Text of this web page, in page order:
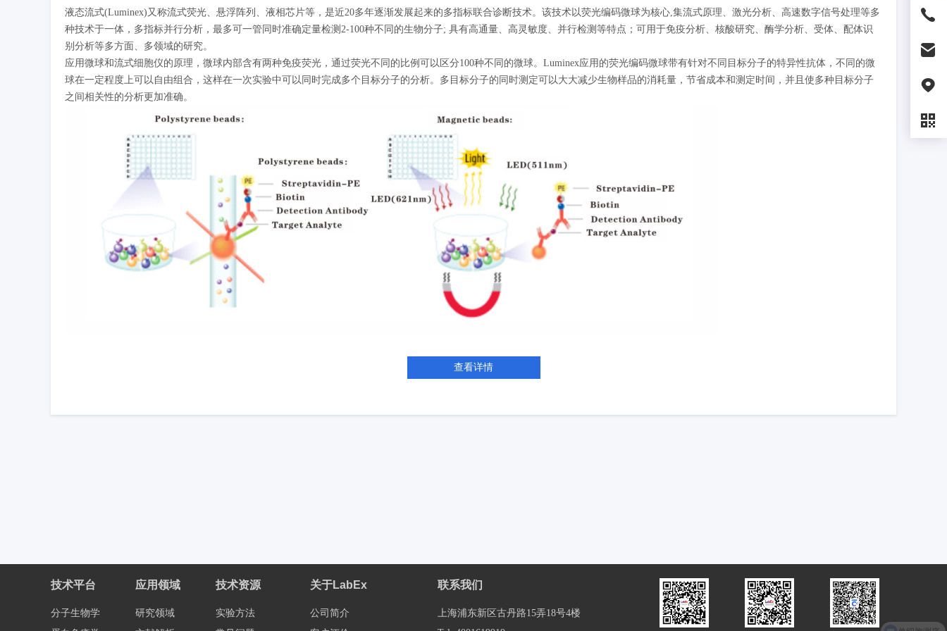
液态流式(Luminex)又称流式荧光、悬浮阵列、液相芯片等，是近20多年逐渐发展起来的多指标联合诊断技术。该技术以荧光编码微球为核心,集流式原理、激光分析、高速数字信号处理等多
种技术于一体，多指标并行分析，最多可一管同时准确定量检测2-100种不同的生物分子; 具有高通量、高灵敏度、并行检测等特点；可用于免疫分析、核酸研究、酶学分析、受体、配体识
别分析等多方面、多领域的研究。
应用微球和流式细胞仪的原理，微球内部含有两种免疫荧光，通过荧光不同的比例可以区分100种不同的微球。Luminex应用的荧光编码微球带有针对不同目标分子的特异性抗体，不同的微
球在一定程度上可以自由组合，这样在一次实验中可以同时完成多个目标分子的分析。多目标分子的同时测定可以大大减少生物样品的消耗量，节省成本和测定时间，并且使多种目标分子
之间相关性的分析更加准确。
查看详情
技术平台
分子生物学
应用领域
研究领域
技术资源
实验方法
关于LabEx
公司简介
联系我们
上海浦东新区古丹路15弄18号4楼
单细胞测序